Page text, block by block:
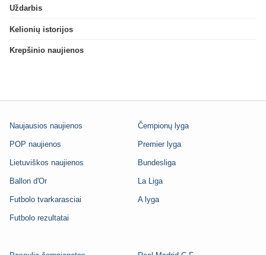
Uždarbis
Kelionių istorijos
Krepšinio naujienos
Naujausios naujienos
POP naujienos
Lietuviškos naujienos
Ballon d'Or
Futbolo tvarkarasciai
Futbolo rezultatai
Čempionų lyga
Premier lyga
Bundesliga
La Liga
A lyga